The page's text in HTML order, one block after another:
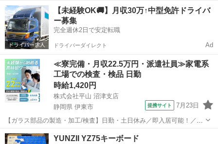
沖縄 中頭郡 オーディオ
【未経験OK🚚】月収30万↑中型免許ドライバ
ー募集
完全週休2日で安定転職
ドライバーダイレクト Ad
≪寮完備・月収22.5万円・派遣社員≫家電系
工場での検査・検品 日勤
時給1,420円
株式会社平山 沼津支店
静岡県 伊東市
提携サイト 7月23日
【ガラス部品の製造・加工/検査】日勤・土日休み／即入居可能！／伊
豆でのんびりライフ♪ ガラス部品の製造・加工/検査 【株式会社平山で
の正社員採用（無期雇用派遣）となります】 「2人で同じ職場で働き
静岡 伊東市
YUNZII YZ75キーボード